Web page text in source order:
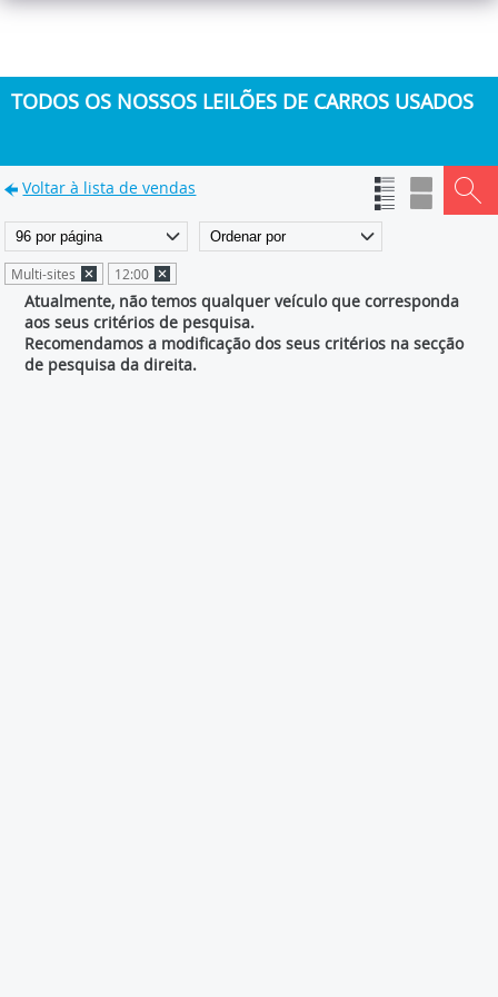
TODOS OS NOSSOS LEILÕES DE CARROS USADOS
Voltar à lista de vendas
Multi-sites 12:00
Atualmente, não temos qualquer veículo que corresponda
aos seus critérios de pesquisa.
Recomendamos a modificação dos seus critérios na secção
de pesquisa da direita.